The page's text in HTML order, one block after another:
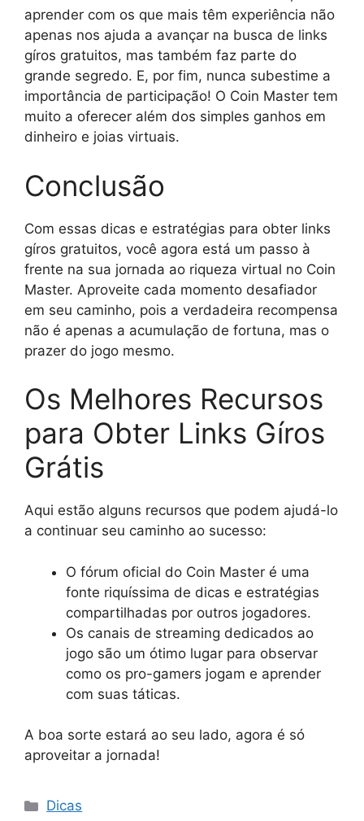
aprender com os que mais têm experiência não
apenas nos ajuda a avançar na busca de links
gíros gratuitos, mas também faz parte do
grande segredo. E, por fim, nunca subestime a
importância de participação! O Coin Master tem
muito a oferecer além dos simples ganhos em
dinheiro e joias virtuais.
Conclusão
Com essas dicas e estratégias para obter links
gíros gratuitos, você agora está um passo à
frente na sua jornada ao riqueza virtual no Coin
Master. Aproveite cada momento desafiador
em seu caminho, pois a verdadeira recompensa
não é apenas a acumulação de fortuna, mas o
prazer do jogo mesmo.
Os Melhores Recursos
para Obter Links Gíros
Grátis
Aqui estão alguns recursos que podem ajudá-lo
a continuar seu caminho ao sucesso:
O fórum oficial do Coin Master é uma
fonte riquíssima de dicas e estratégias
compartilhadas por outros jogadores.
Os canais de streaming dedicados ao
jogo são um ótimo lugar para observar
como os pro-gamers jogam e aprender
com suas táticas.
A boa sorte estará ao seu lado, agora é só
aproveitar a jornada!
Categorias
Dicas